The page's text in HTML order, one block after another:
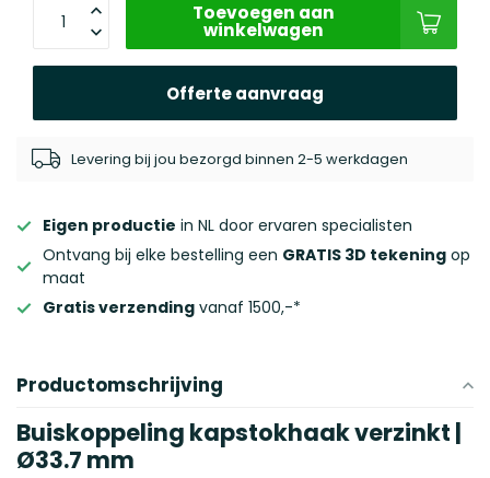
Toevoegen aan
winkelwagen
Offerte aanvraag
Levering bij jou bezorgd binnen 2-5 werkdagen
Eigen productie in NL door ervaren specialisten
Ontvang bij elke bestelling een GRATIS 3D tekening op
maat
Gratis verzending vanaf 1500,-*
Productomschrijving
Buiskoppeling kapstokhaak verzinkt |
Ø33.7 mm